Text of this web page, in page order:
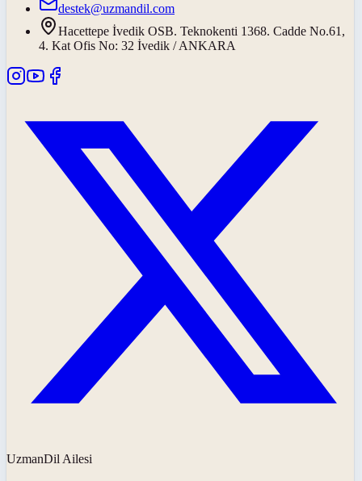
destek@uzmandil.com
Hacettepe İvedik OSB. Teknokenti 1368. Cadde No.61,
4. Kat Ofis No: 32 İvedik / ANKARA
UzmanDil Ailesi